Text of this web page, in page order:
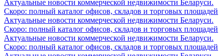
Актуальные новости коммерческой недвижимости Беларуси.
Скоро: полный каталог офисов, складов и торговых площадей
Актуальные новости коммерческой недвижимости Беларуси.
Скоро: полный каталог офисов, складов и торговых площадей
Актуальные новости коммерческой недвижимости Беларуси.
Скоро: полный каталог офисов, складов и торговых площадей